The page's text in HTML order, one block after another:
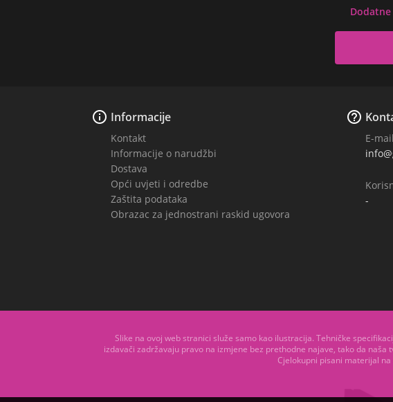
 Informacije
Kontakt
Informacije o narudžbi
Dostava
Opći uvjeti i odredbe
Zaštita podataka
Obrazac za jednostrani raskid ugovora

E-mail
-
Slike na ovoj web stranici služe samo kao ilustracija. Tehničke
izdavači zadržavaju pravo na izmjene bez prethodne najave, tako da
Cjelokupni pisani materijal